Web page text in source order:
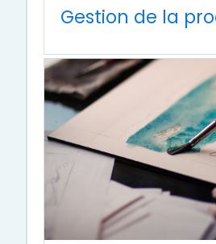
Gestion de la